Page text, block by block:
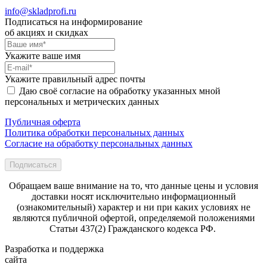
info@skladprofi.ru
Подписаться на информирование
об акциях и скидках
Укажите ваше имя
Укажите правильный адрес почты
Даю своё согласие на обработку указанных мной
персональных и метрических данных
Публичная оферта
Политика обработки персональных данных
Согласие на обработку персональных данных
Подписаться
Обращаем ваше внимание на то, что данные цены и условия
доставки носят исключительно информационный
(ознакомительный) характер и ни при каких условиях не
являются публичной офертой, определяемой положениями
Статьи 437(2) Гражданского кодекса РФ.
Разработка и поддержка
сайта